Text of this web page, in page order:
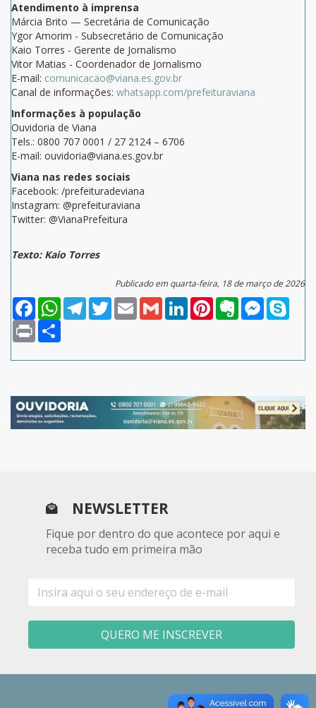
Atendimento à imprensa
Márcia Brito — Secretária de Comunicação
Ygor Amorim - Subsecretário de Comunicação
Kaio Torres - Gerente de Jornalismo
Vitor Matias - Coordenador de Jornalismo
E-mail: comunicacao@viana.es.gov.br
Canal de informações: whatsapp.com/prefeituraviana
Informações à população
Ouvidoria de Viana
Tels.: 0800 707 0001 / 27 2124 – 6706
E-mail: ouvidoria@viana.es.gov.br
Viana nas redes sociais
Facebook: /prefeituradeviana
Instagram: @prefeituraviana
Twitter: @VianaPrefeitura
Texto: Kaio Torres
Publicado em quarta-feira, 18 de março de 2026
FacebookWhatsAppTelegramTwitterEmail Gmail LinkedInPinterestEvernoteMessenger
Print
NEWSLETTER
Fique por dentro do que acontece por aqui e
receba tudo em primeira mão
mail
QUERO ME INSCREVER